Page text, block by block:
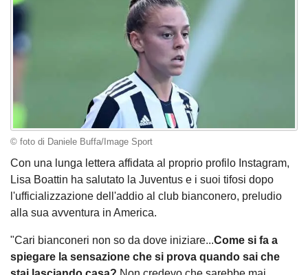
© foto di Daniele Buffa/Image Sport
Con una lunga lettera affidata al proprio profilo Instagram,
Lisa Boattin ha salutato la Juventus e i suoi tifosi dopo
l'ufficializzazione dell'addio al club bianconero, preludio
alla sua avventura in America.
"Cari bianconeri non so da dove iniziare...Come si fa a
spiegare la sensazione che si prova quando sai che